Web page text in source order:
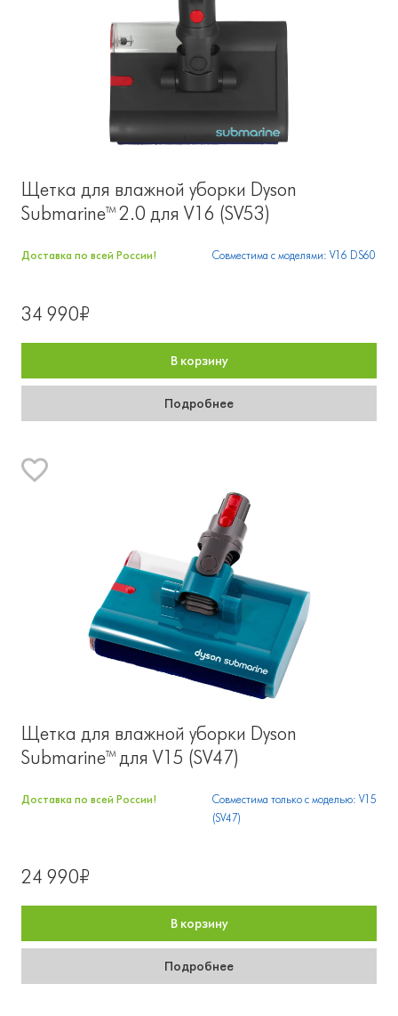
Щетка для влажной уборки Dyson
Submarine™ 2.0 для V16 (SV53)
Доставка по всей России! Совместима с моделями: V16 DS60
34 990₽
В корзину
Подробнее
Щетка для влажной уборки Dyson
Submarine™ для V15 (SV47)
Доставка по всей России!
Совместима только с моделью: V15
(SV47)
24 990₽
В корзину
Подробнее